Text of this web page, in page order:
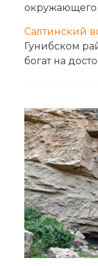
окружающего
Салтинский
Гунибском
богат на